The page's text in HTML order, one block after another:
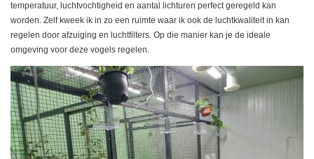
temperatuur, luchtvochtigheid en aantal lichturen perfect geregeld kan
worden. Zelf kweek ik in zo een ruimte waar ik ook de luchtkwaliteit in kan
regelen door afzuiging en luchtfilters. Op die manier kan je de ideale
omgeving voor deze vogels regelen.